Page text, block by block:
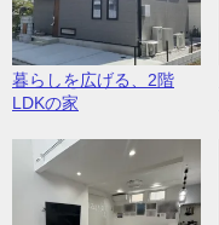
暮らしを広げる、2階
LDKの家